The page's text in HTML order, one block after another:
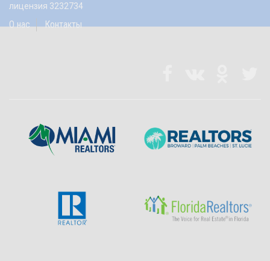
лицензия 3232734
О нас Контакты